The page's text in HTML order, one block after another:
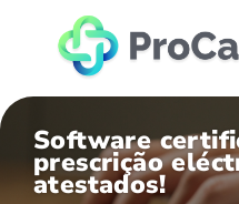
Software
prescrição
atestados!